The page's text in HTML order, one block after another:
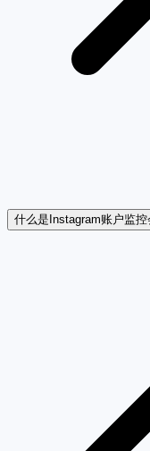
什么是Instagram账户监控